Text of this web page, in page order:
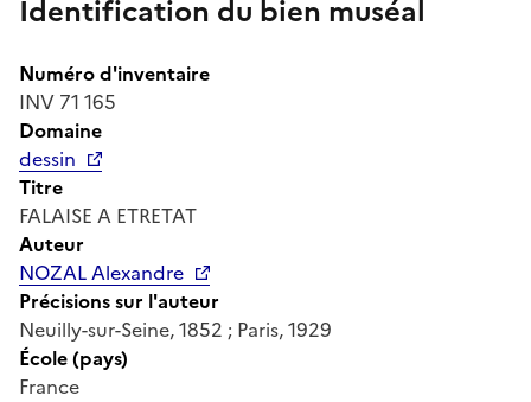
Identification du bien muséal
Numéro d'inventaire
INV 71 165
Domaine
dessin
Titre
FALAISE A ETRETAT
Auteur
NOZAL Alexandre
Précisions sur l'auteur
Neuilly-sur-Seine, 1852 ; Paris, 1929
École (pays)
France